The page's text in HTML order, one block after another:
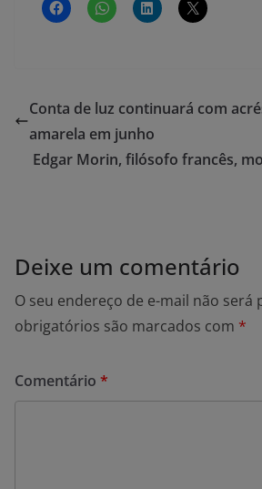
Conta de luz continuará com
amarela em junho
Edgar Morin, filósofo francês,
Deixe um comentário
O seu endereço de e-mail não será
obrigatórios são marcados com *
Comentário *